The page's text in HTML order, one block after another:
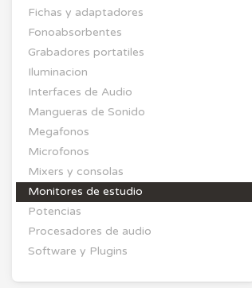
Fichas y adaptadores
Fonoabsorbentes
Grabadores portatiles
Iluminacion
Interfaces de Audio
Mangueras de Sonido
Megafonos
Microfonos
Mixers y consolas
Monitores de estudio
Potencias
Procesadores de audio
Software y Plugins